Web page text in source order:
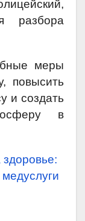
разбора
меры
повысить
и создать
в
здоровье: